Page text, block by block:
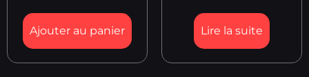
Ajouter au panier Lire la suite